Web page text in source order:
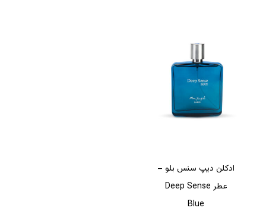
ادکلن دیپ سنس بلو –
عطر Deep Sense
Blue